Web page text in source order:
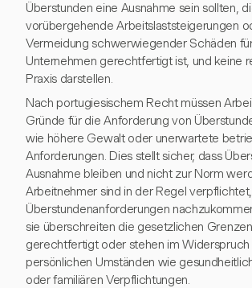
Überstunden eine Ausnahme sein sollten,
vorübergehende Arbeitslaststeigerungen
Vermeidung schwerwiegender Schäden
Unternehmen gerechtfertigt ist, und keine
Praxis darstellen.
Nach portugiesischem Recht müssen
Gründe für die Anforderung von
wie höhere Gewalt oder unerwartete
Anforderungen. Dies stellt sicher, dass
Ausnahme bleiben und nicht zur Norm
Arbeitnehmer sind in der Regel verpflichtet,
Überstundenanforderungen
sie überschreiten die gesetzlichen
gerechtfertigt oder stehen im Widerspruch
persönlichen Umständen wie
oder familiären Verpflichtungen.